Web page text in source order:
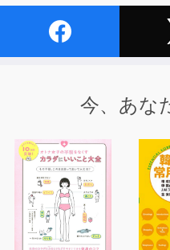
今、あな